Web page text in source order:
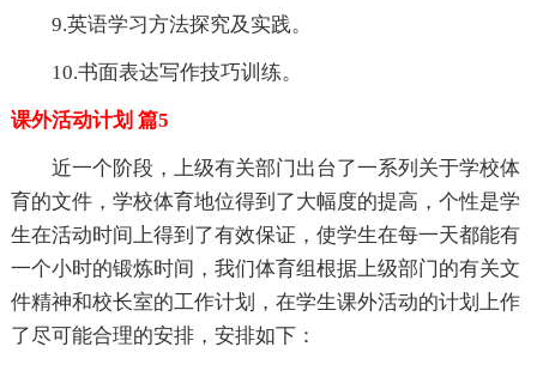
9.英语学习方法探究及实践。
10.书面表达写作技巧训练。
课外活动计划 篇5
近一个阶段，上级有关部门出台了一系列关于学校体
育的文件，学校体育地位得到了大幅度的提高，个性是学
生在活动时间上得到了有效保证，使学生在每一天都能有
一个小时的锻炼时间，我们体育组根据上级部门的有关文
件精神和校长室的工作计划，在学生课外活动的计划上作
了尽可能合理的安排，安排如下：